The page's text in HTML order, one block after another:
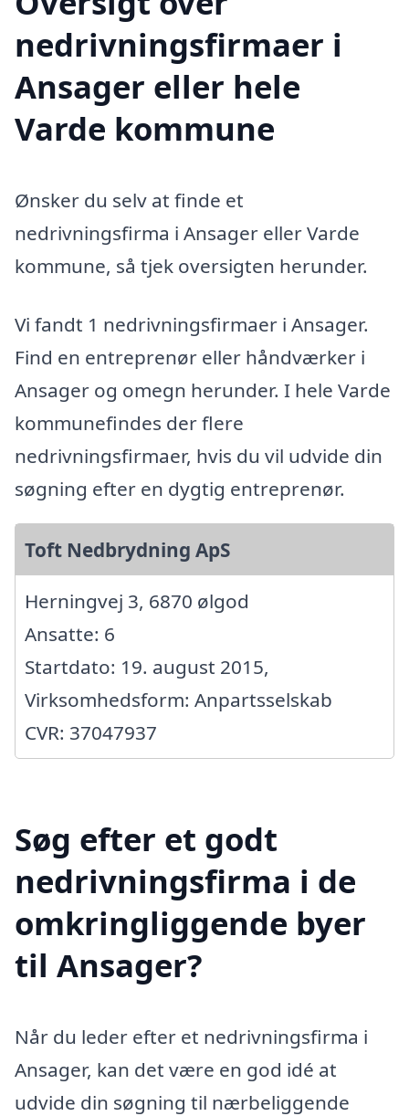
nedrivningsfirmaer i
Ansager eller hele
Varde kommune
Ønsker du selv at finde et
nedrivningsfirma i Ansager eller Varde
kommune, så tjek oversigten herunder.
Vi fandt 1 nedrivningsfirmaer i Ansager.
Find en entreprenør eller håndværker i
Ansager og omegn herunder. I hele Varde
kommunefindes der flere
nedrivningsfirmaer, hvis du vil udvide din
søgning efter en dygtig entreprenør.
Toft Nedbrydning ApS
Herningvej 3, 6870 ølgod
Ansatte: 6
Startdato: 19. august 2015,
Virksomhedsform: Anpartsselskab
CVR: 37047937
Søg efter et godt
nedrivningsfirma i de
omkringliggende byer
til Ansager?
Når du leder efter et nedrivningsfirma i
Ansager, kan det være en god idé at
udvide din søgning til nærbeliggende